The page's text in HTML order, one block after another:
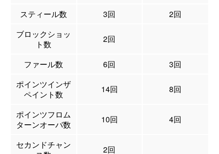
スティール数
3回
2回
ブロックショッ
ト数
2回
ファール数 6回
3回
ポインツインザ
ペイント数
14回 8回
ポインツフロム
ターンオーバ数
10回 4回
セカンドチャン
2回